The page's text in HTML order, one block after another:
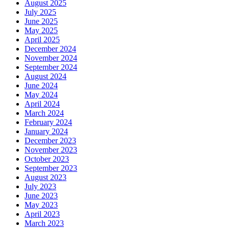
August 2025
July 2025
June 2025
May 2025
April 2025
December 2024
November 2024
September 2024
August 2024
June 2024
May 2024
April 2024
March 2024
February 2024
January 2024
December 2023
November 2023
October 2023
September 2023
August 2023
July 2023
June 2023
May 2023
April 2023
March 2023